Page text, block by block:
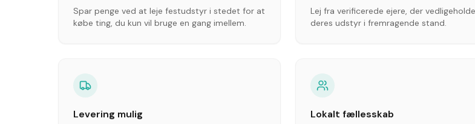
Spar penge ved at leje festudstyr i stedet for at
købe ting, du kun vil bruge en gang imellem.
Lej fra verificerede ejere, der
deres udstyr i fremragende stand.
Levering mulig Lokalt fællesskab